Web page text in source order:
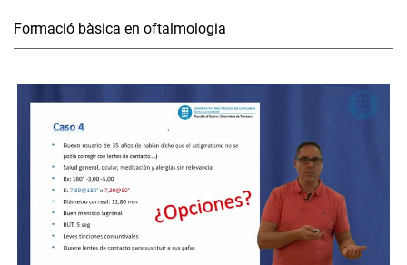
Formació bàsica en oftalmologia